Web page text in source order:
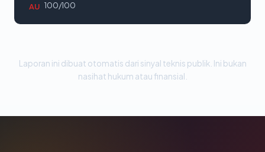
AU 100/100
Laporan ini dibuat otomatis dari sinyal teknis publik. Ini bukan
nasihat hukum atau finansial.